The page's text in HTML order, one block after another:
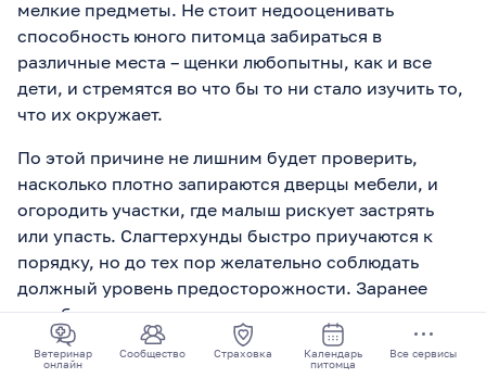
Ветеринар
онлайн
Сообщество Страховка
Календарь
питомца
Все сервисы
мелкие предметы. Не стоит недооценивать
способность юного питомца забираться в
различные места – щенки любопытны, как и все
дети, и стремятся во что бы то ни стало изучить то,
что их окружает.
По этой причине не лишним будет проверить,
насколько плотно запираются дверцы мебели, и
огородить участки, где малыш рискует застрять
или упасть. Слагтерхунды быстро приучаются к
порядку, но до тех пор желательно соблюдать
должный уровень предосторожности. Заранее
приобретите средства для ухода, лежанку со
съемным чехлом, который легко стирать, мисочки,
игрушки.